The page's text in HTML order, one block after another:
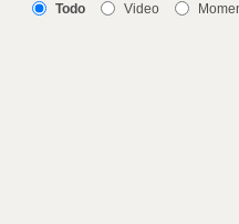
Todo Video